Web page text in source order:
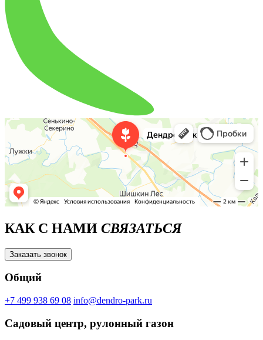
КАК С НАМИ СВЯЗАТЬСЯ
Заказать звонок
Общий
+7 499 938 69 08 info@dendro-park.ru
Садовый центр, рулонный газон